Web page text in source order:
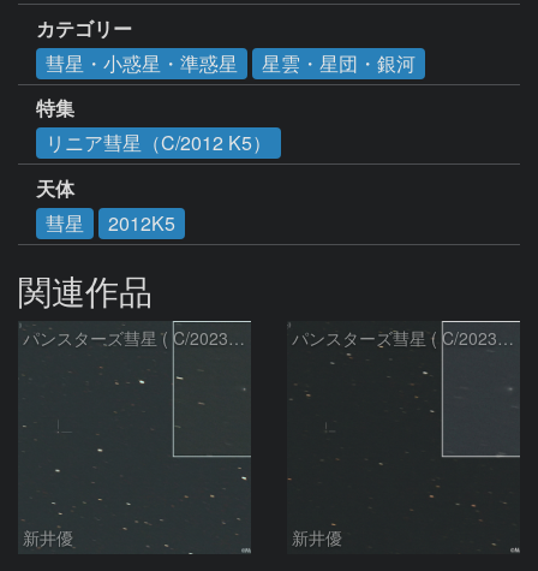
カテゴリー
彗星・小惑星・準惑星
星雲・星団・銀河
特集
リニア彗星（C/2012 K5）
天体
彗星
2012K5
関連作品
パンスターズ彗星 ( C/2023R1 )：2026/07/09
新井優
パンスターズ彗星 ( C/2023R1 ) ：2026/07/08
新井優